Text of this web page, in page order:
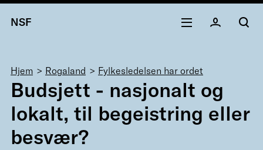
NSF
Navigasjonssti
Hjem Rogaland Fylkesledelsen har ordet
Budsjett - nasjonalt og
lokalt, til begeistring eller
besvær?